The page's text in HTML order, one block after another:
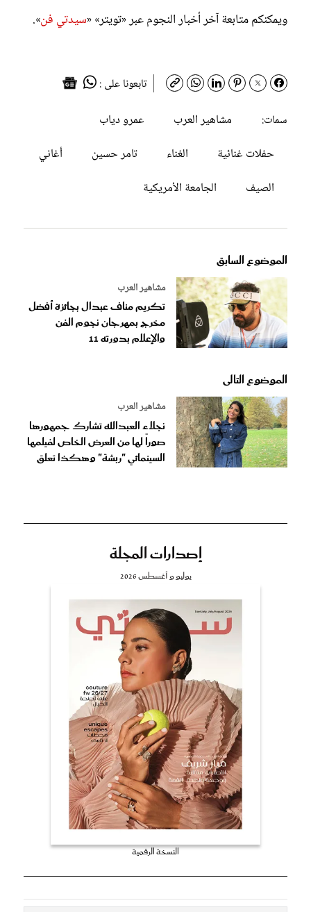
ويمكنكم متابعة آخر أخبار النجوم عبر «تويتر» «سيدتي فن».
تابعونا على :
سمات:
مشاهير العرب
عمرو دياب
حفلات غنائية
الغناء تامر حسين
أغاني
الصيف
الجامعة الأمريكية
الموضوع السابق
مشاهير العرب
تكريم مناف عبدال بجائزة أفضل
مخرج بمهرجان نجوم الفن
والإعلام بدورته 11
الموضوع التالى
مشاهير العرب
نجلاء العبدالله تشارك جمهورها
صوراً لها من العرض الخاص لفيلمها
السينمائي "ربشة" وهكذا تعلق
إصدارات المجلة
يوليو و أغسطس 2026
النسخة الرقمية